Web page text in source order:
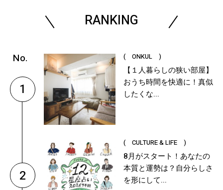
RANKING
1
( ONKUL )
【１人暮らしの狭い部屋】
おうち時間を快適に！真似
したくな...
2
( CULTURE & LIFE )
8月がスタート！あなたの
本質と運勢は？自分らしさ
を形にして...